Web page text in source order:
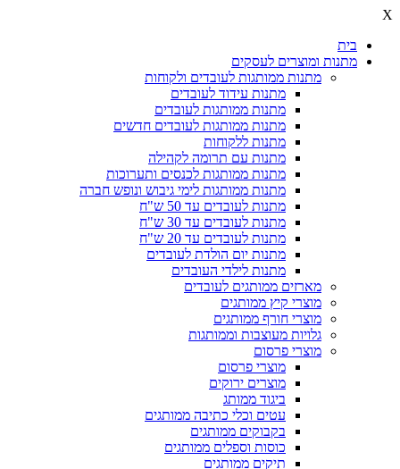
X
בית
מתנות ומוצרים לעסקים
מתנות ממותגות לעובדים ולקוחות
מתנות עידוד לעובדים
מתנות ממותגות לעובדים
מתנות ממותגות לעובדים חדשים
מתנות ללקוחות
מתנות עם תרומה לקהילה
מתנות ממותגות לכנסים ותערוכות
מתנות ממותגות לימי גיבוש ונופש חברה
מתנות לעובדים עד 50 ש"ח
מתנות לעובדים עד 30 ש"ח
מתנות לעובדים עד 20 ש"ח
מתנות יום הולדת לעובדים
מתנות לילדי העובדים
מארזים ממותגים לעובדים
מוצרי קיץ ממותגים
מוצרי חורף ממותגים
גלויות מעוצבות וממותגות
מוצרי פרסום
מוצרי פרסום
מוצרים ירוקים
ביגוד ממותג
עטים וכלי כתיבה ממותגים
בקבוקים ממותגים
כוסות וספלים ממותגים
תיקים ממותגים